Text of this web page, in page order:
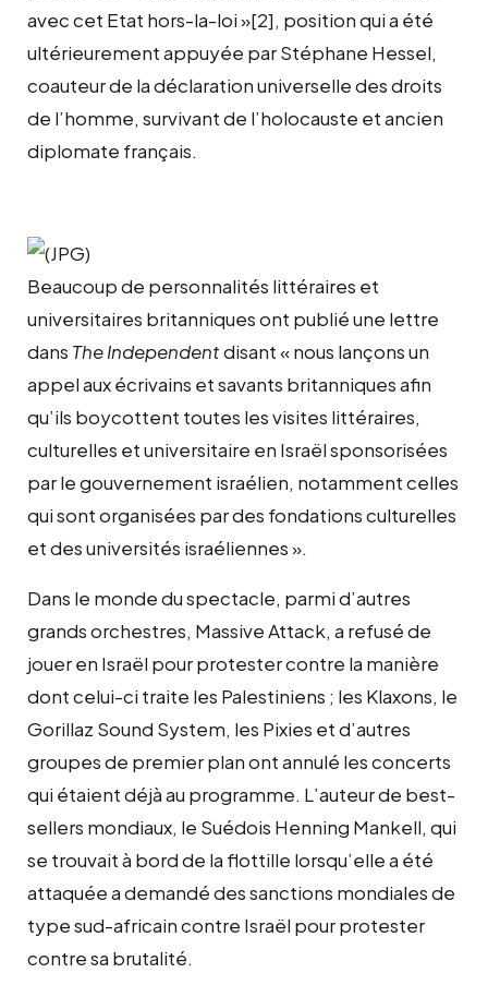
avec cet Etat hors-la-loi »[2], position qui a été
ultérieurement appuyée par Stéphane Hessel,
coauteur de la déclaration universelle des droits
de l’homme, survivant de l’holocauste et ancien
diplomate français.
Beaucoup de personnalités littéraires et
universitaires britanniques ont publié une lettre
dans The Independentdisant « nous lançons un
appel aux écrivains et savants britanniques afin
qu’ils boycottent toutes les visites littéraires,
culturelles et universitaire en Israël sponsorisées
par le gouvernement israélien, notamment celles
qui sont organisées par des fondations culturelles
et des universités israéliennes ».
Dans le monde du spectacle, parmi d’autres
grands orchestres, Massive Attack, a refusé de
jouer en Israël pour protester contre la manière
dont celui-ci traite les Palestiniens ; les Klaxons, le
Gorillaz Sound System, les Pixies et d’autres
groupes de premier plan ont annulé les concerts
qui étaient déjà au programme. L’auteur de best-
sellers mondiaux, le Suédois Henning Mankell, qui
se trouvait à bord de la flottille lorsqu’elle a été
attaquée a demandé des sanctions mondiales de
type sud-africain contre Israël pour protester
contre sa brutalité.